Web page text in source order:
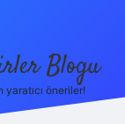
Blogu
yaratıcı öneriler!